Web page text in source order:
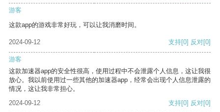
游客
这款app的游戏非常好玩，可以让我消磨时间。
2024-09-12 支持[0] 反对[0]
游客
这款加速器app的安全性很高，使用过程中不会泄露个人信息，这让我很
放心。我以前使用过一些其他的加速器app，经常会出现个人信息泄露的
情况，这让我非常担心。
2024-09-12
支持[0] 反对[0]